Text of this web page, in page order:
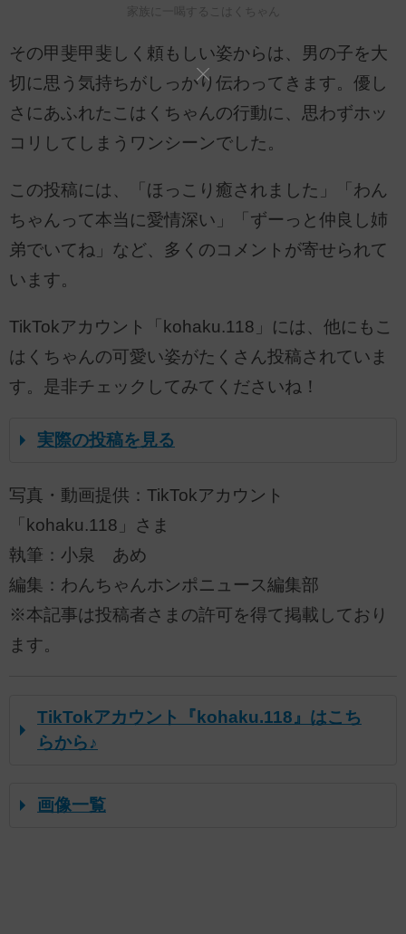
家族に一喝するこはくちゃん
その甲斐甲斐しく頼もしい姿からは、男の子を大
切に思う気持ちがしっかり伝わってきます。優し
さにあふれたこはくちゃんの行動に、思わずホッ
コリしてしまうワンシーンでした。
この投稿には、「ほっこり癒されました」「わん
ちゃんって本当に愛情深い」「ずーっと仲良し姉
弟でいてね」など、多くのコメントが寄せられて
います。
TikTokアカウント「kohaku.118」には、他にもこ
はくちゃんの可愛い姿がたくさん投稿されていま
す。是非チェックしてみてくださいね！
実際の投稿を見る
写真・動画提供：TikTokアカウント
「kohaku.118」さま
執筆：小泉 あめ
編集：わんちゃんホンポニュース編集部
※本記事は投稿者さまの許可を得て掲載しており
ます。
TikTokアカウント『kohaku.118』はこち
らから♪
画像一覧